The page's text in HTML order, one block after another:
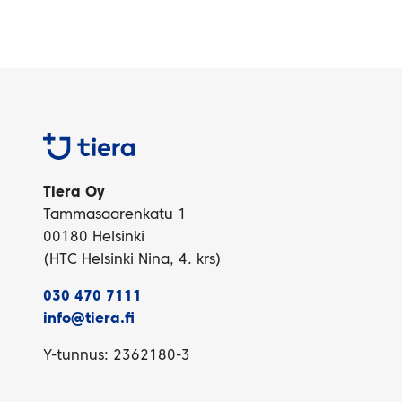
Tiera
Tiera Oy
Tammasaarenkatu 1
00180 Helsinki
(HTC Helsinki Nina, 4. krs)
030 470 7111
info@tiera.fi
Y-tunnus: 2362180-3